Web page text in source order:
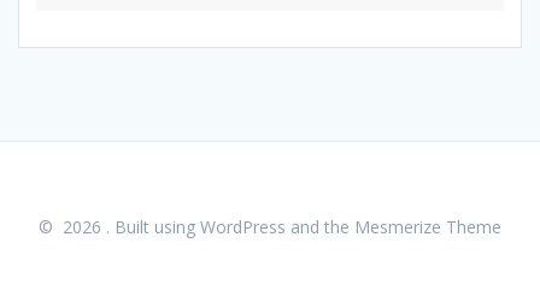
© 2026 . Built using WordPress and the Mesmerize Theme